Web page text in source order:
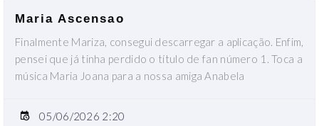
Maria Ascensao
Finalmente Mariza, consegui descarregar a aplicação. Enfim,
pensei que já tinha perdido o título de fan número 1. Toca a
música Maria Joana para a nossa amiga Anabela
05/06/2026 2:20